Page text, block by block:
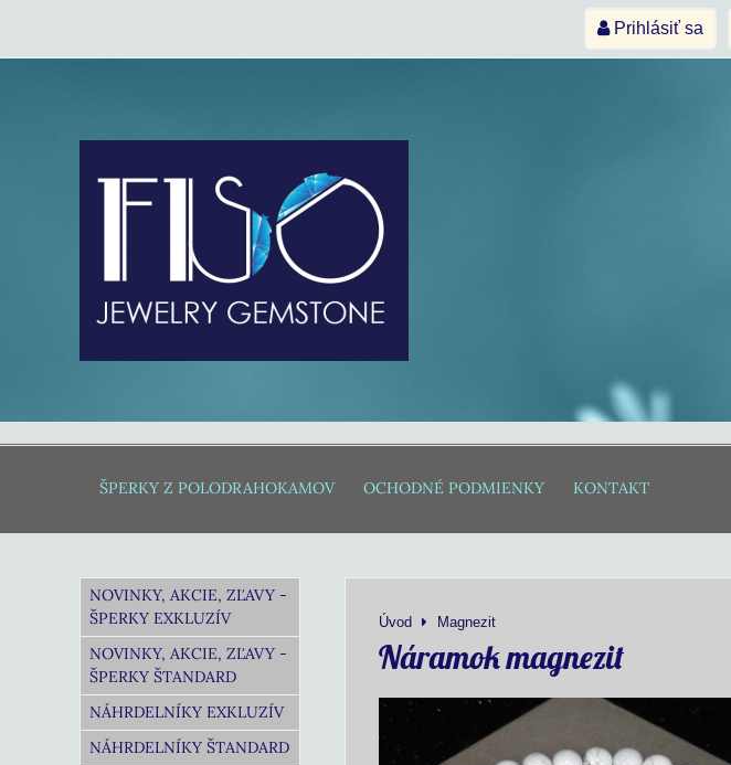
Prihlásiť sa
ŠPERKY Z POLODRAHOKAMOV OCHODNÉ PODMIENKY KONTAKT
Úvod Magnezit
Náramok magnezit
NOVINKY, AKCIE, ZĽAVY -
ŠPERKY EXKLUZÍV
NOVINKY, AKCIE, ZĽAVY -
ŠPERKY ŠTANDARD
NÁHRDELNÍKY EXKLUZÍV
NÁHRDELNÍKY ŠTANDARD